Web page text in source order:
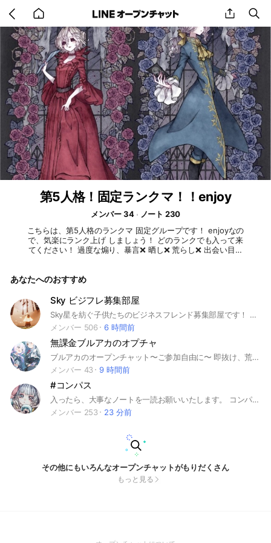
back
to
home
share
第5人格！固定ランクマ！！enjoy
メンバー 34
ノート 230
こちらは、第5人格のランクマ 固定グループです！ enjoyなの
で、気楽にランク上げ しましょう！ どのランクでも入って来
てください！ 過度な煽り、暴言❌ 晒し❌ 荒らし❌ 出会い目的
あなたへのおすすめ
Sky ビジフレ募集部屋
Sky星を紡ぐ子供たちのビジネスフレンド募集部屋です！ アドパス等、金銭が発生する交換はトラブルになりかねないのでハート、欠片以外の交換はなしでおねがいします。 メセボや瞑想などのいいねは募集する方にお任せします*ᴗˬᴗ ・欠片交換 ・瞑想、メセボいいね などなど 追記 荒らしが出た時は荒らしと関わらず、管理人･共同管理人をメンションしてください 検索🏷𓈒𓏸︎︎︎︎ #Sky #ビジネスフレンド #ビジフレ #Sky星を紡ぐ子供たち #フレンド募集 #ビジフレ募集 #ビジネスフレンド募集#交換募集#交換
メンバー 506
6 時間前
無課金ブルアカのオプチャ
ブルアカのオープンチャット〜ご参加自由に〜 即抜け、荒らしとかは悲しむから強制退会する可能性ありまっせ〜 管理人はよくでるとおもいまっせ〜 ブルアカ以外の会話もどうぞー
メンバー 43
9 時間前
#コンパス
入ったら、大事なノートを一読お願いいたします。 コンパスしてる人ならランク問わず誰でも歓迎 ガチ勢からエンジョイ勢まで誰でもおけ 荒らし行為をした人は強制退場させます。 わいわいにぎやかにやりましょう。
メンバー 253
23 分前
その他にもいろんなオープンチャットがもりだくさん
もっと見る